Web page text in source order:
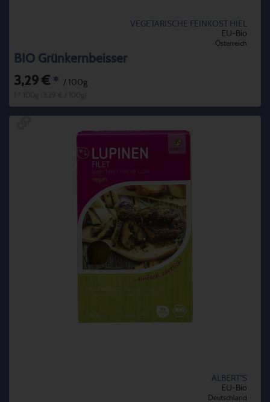
VEGETARISCHE FEINKOST HIEL
EU-Bio
Österreich
BIO Grünkernbeisser
3,29 € * / 100g
ALBERT''S
EU-Bio
Deutschland